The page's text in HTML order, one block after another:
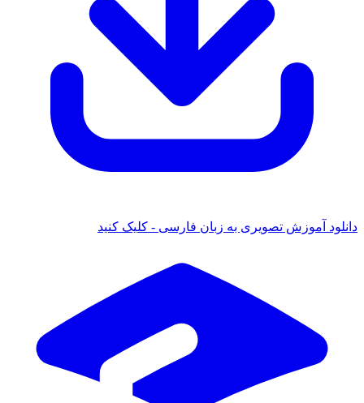
دانلود آموزش تصویری به زبان فارسی - کلیک کنید